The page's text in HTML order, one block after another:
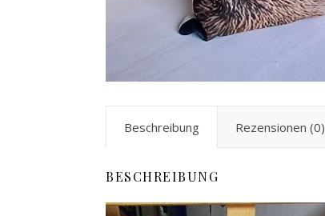
Beschreibung Rezensionen (0)
BESCHREIBUNG